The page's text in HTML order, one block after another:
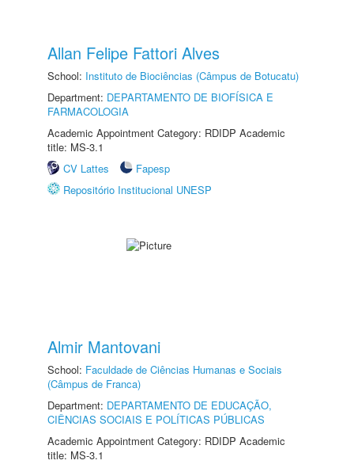
Allan Felipe Fattori Alves
School: Instituto de Biociências (Câmpus de Botucatu)
Department: DEPARTAMENTO DE BIOFÍSICA E
FARMACOLOGIA
Academic Appointment Category: RDIDP Academic
title: MS-3.1
CV Lattes
Fapesp
Repositório Institucional UNESP
Almir Mantovani
School: Faculdade de Ciências Humanas e Sociais
(Câmpus de Franca)
Department: DEPARTAMENTO DE EDUCAÇÃO,
CIÊNCIAS SOCIAIS E POLÍTICAS PÚBLICAS
Academic Appointment Category: RDIDP Academic
title: MS-3.1